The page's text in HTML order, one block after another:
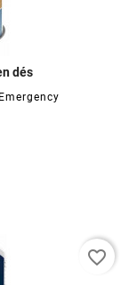
dés
favorite_border